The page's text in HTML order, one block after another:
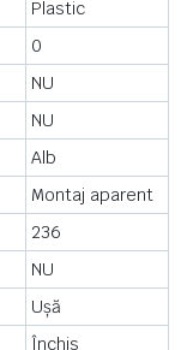
Plastic
0
NU
NU
Alb
Montaj aparent
236
NU
Ușă
Închis